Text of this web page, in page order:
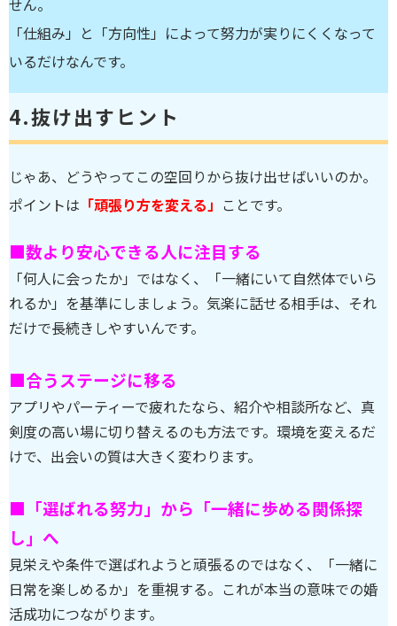
せん。
「仕組み」と「方向性」によって努力が実りにくくなって
いるだけなんです。
4.抜け出すヒント
じゃあ、どうやってこの空回りから抜け出せばいいのか。
ポイントは 「頑張り方を変える」 ことです。
■数より安心できる人に注目する
「何人に会ったか」ではなく、「一緒にいて自然体でいら
れるか」を基準にしましょう。気楽に話せる相手は、それ
だけで長続きしやすいんです。
■合うステージに移る
アプリやパーティーで疲れたなら、紹介や相談所など、真
剣度の高い場に切り替えるのも方法です。環境を変えるだ
けで、出会いの質は大きく変わります。
■「選ばれる努力」から「一緒に歩める関係探
し」へ
見栄えや条件で選ばれようと頑張るのではなく、「一緒に
日常を楽しめるか」を重視する。これが本当の意味での婚
活成功につながります。